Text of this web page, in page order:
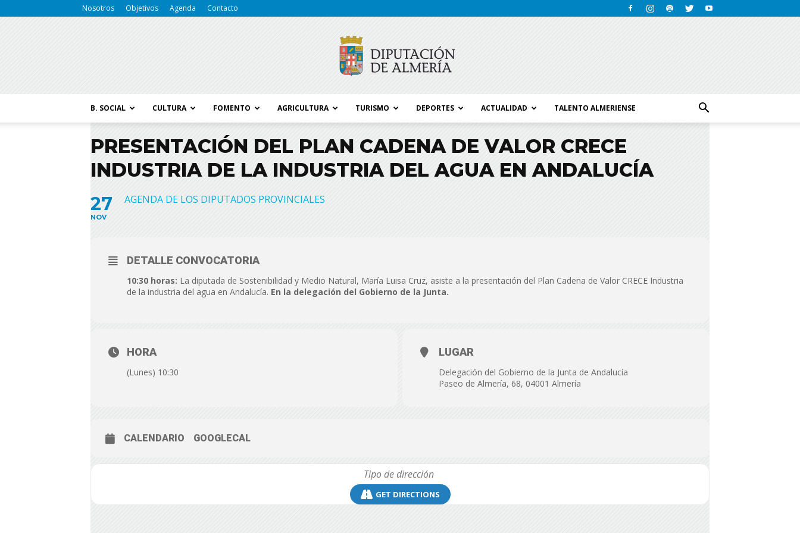
Nosotros Objetivos Agenda Contacto
Almería
B. SOCIAL CULTURA FOMENTO AGRICULTURA TURISMO DEPORTES ACTUALIDAD TALENTO ALMERIENSE
PRESENTACIÓN DEL PLAN CADENA DE VALOR CRECE
INDUSTRIA DE LA INDUSTRIA DEL AGUA EN ANDALUCÍA
27
NOV
AGENDA DE LOS DIPUTADOS PROVINCIALES
DETALLE CONVOCATORIA
10:30 horas: La diputada de Sostenibilidad y Medio Natural, María Luisa Cruz, asiste a la presentación del Plan Cadena de Valor CRECE Industria
de la industria del agua en Andalucía. En la delegación del Gobierno de la Junta.
HORA
(Lunes) 10:30
LUGAR
Delegación del Gobierno de la Junta de Andalucía
Paseo de Almería, 68, 04001 Almería
CALENDARIO GOOGLECAL
GET DIRECTIONS